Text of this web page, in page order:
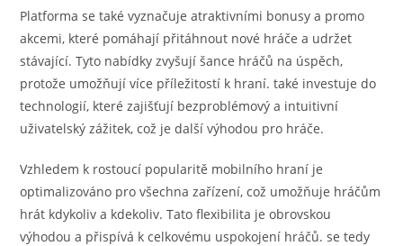
Platforma se také vyznačuje atraktivními bonusy a promo
akcemi, které pomáhají přitáhnout nové hráče a udržet
stávající. Tyto nabídky zvyšují šance hráčů na úspěch,
protože umožňují více příležitostí k hraní. také investuje do
technologií, které zajišťují bezproblémový a intuitivní
uživatelský zážitek, což je další výhodou pro hráče.
Vzhledem k rostoucí popularitě mobilního hraní je
optimalizováno pro všechna zařízení, což umožňuje hráčům
hrát kdykoliv a kdekoliv. Tato flexibilita je obrovskou
výhodou a přispívá k celkovému uspokojení hráčů. se tedy